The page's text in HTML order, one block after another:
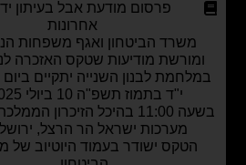
פרסום מודעת אבל בעיתון ידיעות
אחרונות
משרד הביטחון ואגף משפחות הנצחה
מודיעות שטקס האזכרה לנופלים
לבנון השנייה יתקיים ביום חמישי,
י"ד בתמוז תשפ"ה 10 ביולי 2025,
בשעה 11:00 בהיכל הזיכרון הממלכתי לחללי
מערכות ישראל הר הרצל, ירושלים.
הטקס ישודר בעמוד היוטיוב של משרד